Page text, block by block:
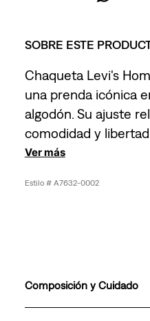
SOBRE ESTE
Chaqueta Levi's
una prenda icónica
algodón. Su ajuste
comodidad y
Ver más
A7632-0002
Composición y Cuidado